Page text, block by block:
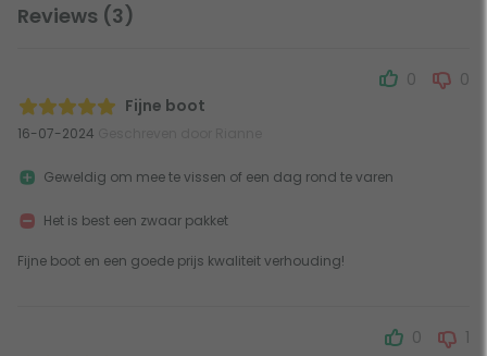
Reviews (3)
Fijne boot
16-07-2024
0 0
Fijne boot en een goede prijs kwaliteit verhouding!
Geweldig om mee te vissen of een dag rond te varen
Het is best een zwaar pakket
0 1